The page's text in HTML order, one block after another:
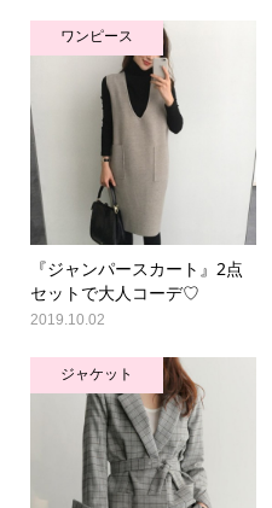
ワンピース
『ジャンパースカート』2点
セットで大人コーデ♡
2019.10.02
ジャケット